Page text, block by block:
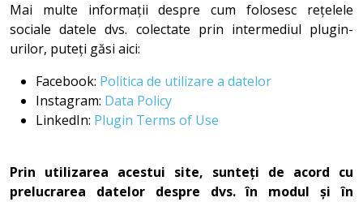
Mai multe informații despre cum folosesc rețelele
sociale datele dvs. colectate prin intermediul plugin-
urilor, puteți găsi aici:
Facebook: Politica de utilizare a datelor
Instagram: Data Policy
LinkedIn: Plugin Terms of Use
Prin utilizarea acestui site, sunteți de acord cu
prelucrarea datelor despre dvs. în modul și în